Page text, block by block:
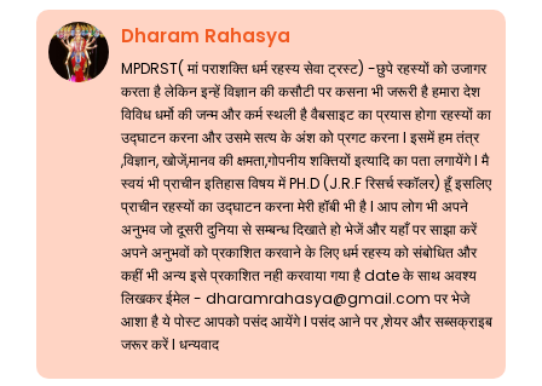
Dharam Rahasya
MPDRST( मां पराशक्ति धर्म रहस्य सेवा ट्रस्ट) -छुपे रहस्यों को उजागर
करता है लेकिन इन्हें विज्ञान की कसौटी पर कसना भी जरूरी है हमारा देश
विविध धर्मो की जन्म और कर्म स्थली है वैबसाइट का प्रयास होगा रहस्यों का
उद्घाटन करना और उसमे सत्य के अंश को प्रगट करना l इसमें हम तंत्र
,विज्ञान, खोजें,मानव की क्षमता,गोपनीय शक्तियों इत्यादि का पता लगायेंगे l मै
स्वयं भी प्राचीन इतिहास विषय में PH.D (J.R.F रिसर्च स्कॉलर) हूँ इसलिए
प्राचीन रहस्यों का उद्घाटन करना मेरी हॉबी भी है l आप लोग भी अपने
अनुभव जो दूसरी दुनिया से सम्बन्ध दिखाते हो भेजें और यहाँ पर साझा करें
अपने अनुभवों को प्रकाशित करवाने के लिए धर्म रहस्य को संबोधित और
कहीं भी अन्य इसे प्रकाशित नही करवाया गया है date के साथ अवश्य
लिखकर ईमेल - dharamrahasya@gmail.com पर भेजे
आशा है ये पोस्ट आपको पसंद आयेंगे l पसंद आने पर ,शेयर और सब्सक्राइब
जरूर करें l धन्यवाद